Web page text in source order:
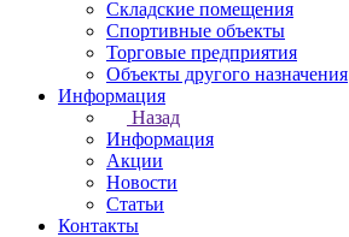
Складские помещения
Спортивные объекты
Торговые предприятия
Объекты другого назначения
Информация
Назад
Информация
Акции
Новости
Статьи
Контакты